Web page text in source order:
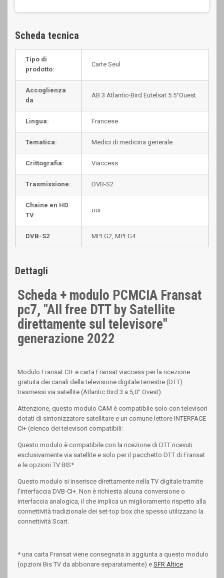
Scheda tecnica
Tipo di
prodotto:
Carte Seul
Accoglienza
da
AB 3 Atlantic-Bird Eutelsat 5 5°Ouest
Lingua: Francese
Tematica: Medici di medicina generale
Crittografia: Viaccess
Trasmissione: DVB-S2
Chaine en HD
TV
oui
DVB-S2 MPEG2, MPEG4
Dettagli
Scheda + modulo PCMCIA Fransat
pc7, "All free DTT by Satellite
direttamente sul televisore"
generazione 2022
Modulo Fransat CI+ e carta Fransat viaccess per la ricezione
gratuita dei canali della televisione digitale terrestre (DTT)
trasmessi via satellite (Atlantic Bird 3 a 5,0° Ovest).
Attenzione, questo modulo CAM è compatibile solo con televisori
dotati di sintonizzatore satellitare e un comune lettore INTERFACE
CI+ (elenco dei televisori compatibili:
Questo modulo è compatibile con la ricezione di DTT ricevuti
esclusivamente via satellite e solo per il pacchetto DTT di Fransat
e le opzioni TV BIS*
Questo modulo si inserisce direttamente nella TV digitale tramite
l'interfaccia DVB-CI+. Non è richiesta alcuna conversione o
interfaccia analogica, il che implica un miglioramento rispetto alla
connettività tradizionale dei set-top box che spesso utilizzano la
connettività Scart.
* una carta Fransat viene consegnata in aggiunta a questo modulo
(opzioni Bis TV da abbonare separatamente) e SFR Altice